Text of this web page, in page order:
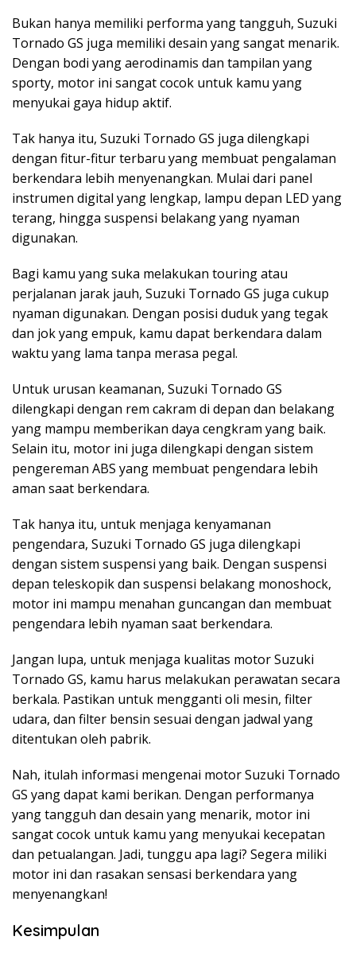
Bukan hanya memiliki performa yang tangguh, Suzuki
Tornado GS juga memiliki desain yang sangat menarik.
Dengan bodi yang aerodinamis dan tampilan yang
sporty, motor ini sangat cocok untuk kamu yang
menyukai gaya hidup aktif.
Tak hanya itu, Suzuki Tornado GS juga dilengkapi
dengan fitur-fitur terbaru yang membuat pengalaman
berkendara lebih menyenangkan. Mulai dari panel
instrumen digital yang lengkap, lampu depan LED yang
terang, hingga suspensi belakang yang nyaman
digunakan.
Bagi kamu yang suka melakukan touring atau
perjalanan jarak jauh, Suzuki Tornado GS juga cukup
nyaman digunakan. Dengan posisi duduk yang tegak
dan jok yang empuk, kamu dapat berkendara dalam
waktu yang lama tanpa merasa pegal.
Untuk urusan keamanan, Suzuki Tornado GS
dilengkapi dengan rem cakram di depan dan belakang
yang mampu memberikan daya cengkram yang baik.
Selain itu, motor ini juga dilengkapi dengan sistem
pengereman ABS yang membuat pengendara lebih
aman saat berkendara.
Tak hanya itu, untuk menjaga kenyamanan
pengendara, Suzuki Tornado GS juga dilengkapi
dengan sistem suspensi yang baik. Dengan suspensi
depan teleskopik dan suspensi belakang monoshock,
motor ini mampu menahan guncangan dan membuat
pengendara lebih nyaman saat berkendara.
Jangan lupa, untuk menjaga kualitas motor Suzuki
Tornado GS, kamu harus melakukan perawatan secara
berkala. Pastikan untuk mengganti oli mesin, filter
udara, dan filter bensin sesuai dengan jadwal yang
ditentukan oleh pabrik.
Nah, itulah informasi mengenai motor Suzuki Tornado
GS yang dapat kami berikan. Dengan performanya
yang tangguh dan desain yang menarik, motor ini
sangat cocok untuk kamu yang menyukai kecepatan
dan petualangan. Jadi, tunggu apa lagi? Segera miliki
motor ini dan rasakan sensasi berkendara yang
menyenangkan!
Kesimpulan